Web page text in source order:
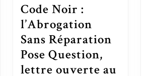
Code Noir :
l’Abrogation
Sans Réparation
Pose Question,
lettre ouverte au